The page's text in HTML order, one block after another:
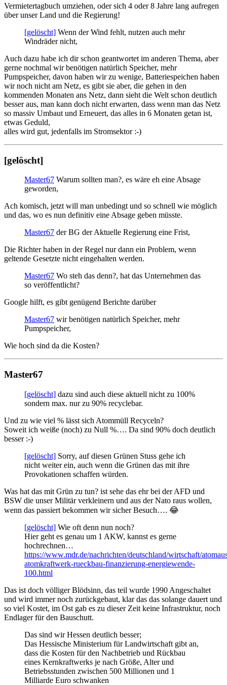
Vermietertagbuch umziehen, oder sich 4 oder 8 Jahre lang aufregen
über unser Land und die Regierung!
[gelöscht] Wenn der Wind fehlt, nutzen auch mehr
Windräder nicht,
Auch dazu habe ich dir schon geantwortet im anderen Thema, aber
gerne nochmal wir benötigen natürlich Speicher, mehr
Pumpspeicher, davon haben wir zu wenige, Batteriespeichen haben
wir noch nicht am Netz, es gibt sie aber, die gehen in den
kommenden Monaten ans Netz, dann sieht die Welt schon deutlich
besser aus, man kann doch nicht erwarten, dass wenn man das Netz
so massiv Umbaut und Erneuert, das alles in 6 Monaten getan ist,
etwas Geduld,
alles wird gut, jedenfalls im Stromsektor :-)
[gelöscht]
Master67 Warum sollten man?, es wäre eh eine Absage
geworden,
Ach komisch, jetzt will man unbedingt und so schnell wie möglich
und das, wo es nun definitiv eine Absage geben müsste.
Master67 der BG der Aktuelle Regierung eine Frist,
Die Richter haben in der Regel nur dann ein Problem, wenn
geltende Gesetzte nicht eingehalten werden.
Master67 Wo steh das denn?, hat das Unternehmen das
so veröffentlicht?
Google hilft, es gibt genügend Berichte darüber
Master67 wir benötigen natürlich Speicher, mehr
Pumpspeicher,
Wie hoch sind da die Kosten?
Master67
[gelöscht] dazu sind auch diese aktuell nicht zu 100%
sondern max. nur zu 90% recyclebar.
Und zu wie viel % lässt sich Atommüll Recyceln?
Soweit ich weiße (noch) zu Null %…. Da sind 90% doch deutlich
besser :-)
[gelöscht] Sorry, auf diesen Grünen Stuss gehe ich
nicht weiter ein, auch wenn die Grünen das mit ihre
Provokationen schaffen würden.
Was hat das mit Grün zu tun? ist sehe das ehr bei der AFD und
BSW die unser Militär verkleinern und aus der Nato raus wollen,
wenn das passiert bekommen wir sicher Besuch…. 😂
[gelöscht] Wie oft denn nun noch?
Hier geht es genau um 1 AKW, kannst es gerne
hochrechnen…
https://www.mdr.de/nachrichten/deutschland/wirtschaft/
atomkraftwerk-rueckbau-finanzierung-energiewende-
100.html
Das ist doch völliger Blödsinn, das teil wurde 1990 Angeschaltet
und wird immer noch zurückgebaut, klar das das solange dauert und
so viel Kostet, im Ost gab es zu dieser Zeit keine Infrastruktur, noch
Endlager für den Bauschutt.
Das sind wir Hessen deutlich besser;
Das Hessische Ministerium für Landwirtschaft gibt an,
dass die Kosten für den Nachbetrieb und Rückbau
eines Kernkraftwerks je nach Größe, Alter und
Betriebsstunden zwischen 500 Millionen und 1
Milliarde Euro schwanken